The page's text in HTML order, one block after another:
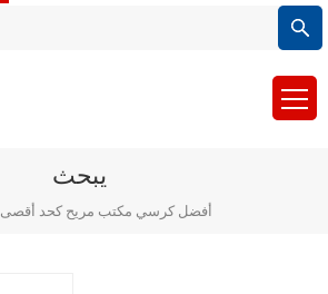
يبحث
أفضل كرسي مكتب مريح كحد أقصى